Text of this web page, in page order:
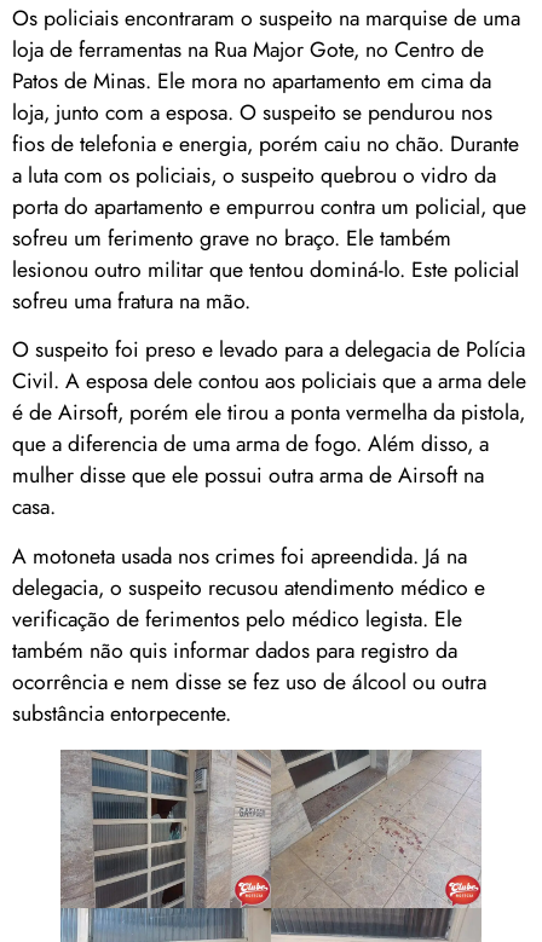
Os policiais encontraram o suspeito na marquise de uma
loja de ferramentas na Rua Major Gote, no Centro de
Patos de Minas. Ele mora no apartamento em cima da
loja, junto com a esposa. O suspeito se pendurou nos
fios de telefonia e energia, porém caiu no chão. Durante
a luta com os policiais, o suspeito quebrou o vidro da
porta do apartamento e empurrou contra um policial, que
sofreu um ferimento grave no braço. Ele também
lesionou outro militar que tentou dominá-lo. Este policial
sofreu uma fratura na mão.
O suspeito foi preso e levado para a delegacia de Polícia
Civil. A esposa dele contou aos policiais que a arma dele
é de Airsoft, porém ele tirou a ponta vermelha da pistola,
que a diferencia de uma arma de fogo. Além disso, a
mulher disse que ele possui outra arma de Airsoft na
casa.
A motoneta usada nos crimes foi apreendida. Já na
delegacia, o suspeito recusou atendimento médico e
verificação de ferimentos pelo médico legista. Ele
também não quis informar dados para registro da
ocorrência e nem disse se fez uso de álcool ou outra
substância entorpecente.